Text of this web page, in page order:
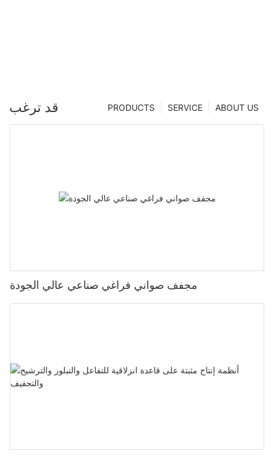
قد ترغب ABOUT US
SERVICE
PRODUCTS
مجفف صواني فراغي صناعي عالي الجودة